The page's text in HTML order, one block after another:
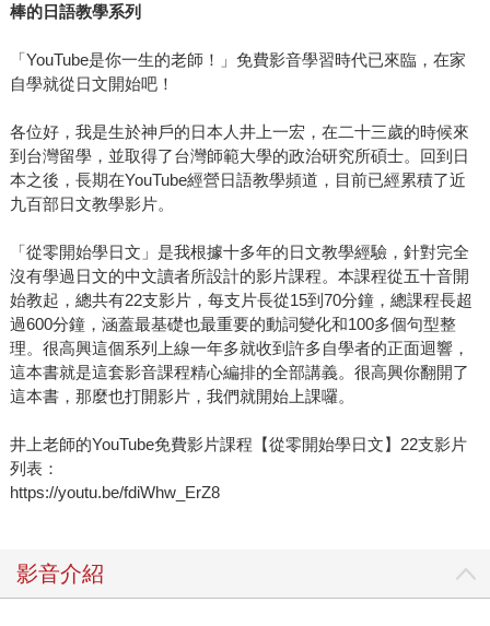
棒的日語教學系列
「YouTube是你一生的老師！」免費影音學習時代已來臨，在家
自學就從日文開始吧！
各位好，我是生於神戶的日本人井上一宏，在二十三歲的時候來
到台灣留學，並取得了台灣師範大學的政治研究所碩士。回到日
本之後，長期在YouTube經營日語教學頻道，目前已經累積了近
九百部日文教學影片。
「從零開始學日文」是我根據十多年的日文教學經驗，針對完全
沒有學過日文的中文讀者所設計的影片課程。本課程從五十音開
始教起，總共有22支影片，每支片長從15到70分鐘，總課程長超
過600分鐘，涵蓋最基礎也最重要的動詞變化和100多個句型整
理。很高興這個系列上線一年多就收到許多自學者的正面迴響，
這本書就是這套影音課程精心編排的全部講義。很高興你翻開了
這本書，那麼也打開影片，我們就開始上課囉。
井上老師的YouTube免費影片課程【從零開始學日文】22支影片
列表：
https://youtu.be/fdiWhw_ErZ8
影音介紹